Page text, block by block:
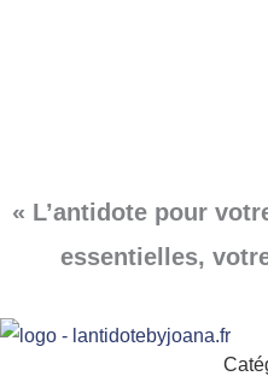
« L’antidote pour
essentielles,